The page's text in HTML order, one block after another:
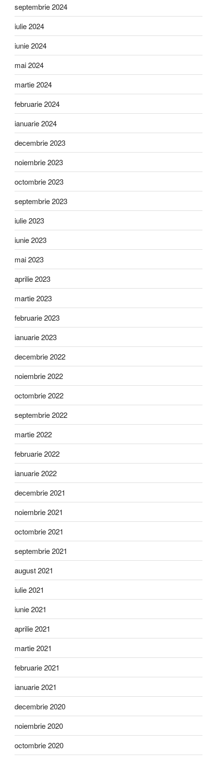
septembrie 2024
iulie 2024
iunie 2024
mai 2024
martie 2024
februarie 2024
ianuarie 2024
decembrie 2023
noiembrie 2023
octombrie 2023
septembrie 2023
iulie 2023
iunie 2023
mai 2023
aprilie 2023
martie 2023
februarie 2023
ianuarie 2023
decembrie 2022
noiembrie 2022
octombrie 2022
septembrie 2022
martie 2022
februarie 2022
ianuarie 2022
decembrie 2021
noiembrie 2021
octombrie 2021
septembrie 2021
august 2021
iulie 2021
iunie 2021
aprilie 2021
martie 2021
februarie 2021
ianuarie 2021
decembrie 2020
noiembrie 2020
octombrie 2020